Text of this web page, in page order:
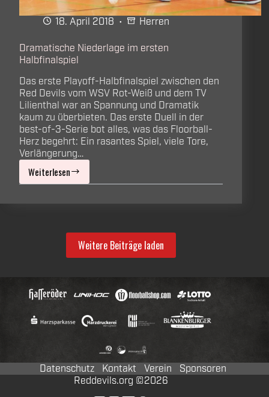
18. April 2018 Herren
Dramatische Niederlage im ersten
Halbfinalspiel
Das erste Playoff-Halbfinalspiel zwischen den
Red Devils vom WSV Rot-Weiß und dem TV
Lilienthal war an Spannung und Dramatik
kaum zu überbieten. Das erste Duell in der
best-of-3-Serie bot alles, was das Floorball-
Herz begehrt: Ein rasantes Spiel, viele Tore,
Verlängerung…
Weiterlesen
Dramatische
ersten
Halbfinalspiel
Weitere Beiträge laden
Datenschutz Kontakt Verein
Sponsoren
Reddevils.org ©2026